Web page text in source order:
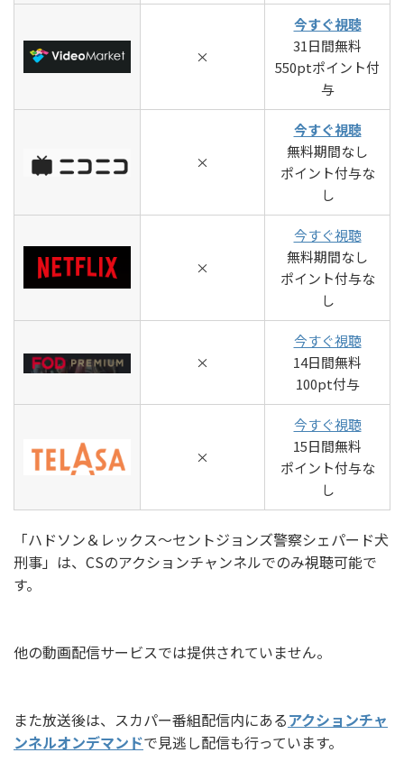
×
今すぐ視聴
31日間無料
550ptポイント付
与
×
今すぐ視聴
無料期間なし
ポイント付与な
し
×
今すぐ視聴
無料期間なし
ポイント付与な
し
×
今すぐ視聴
14日間無料
100pt付与
×
今すぐ視聴
15日間無料
ポイント付与な
し
「ハドソン＆レックス～セントジョンズ警察シェパード犬
刑事」は、CSのアクションチャンネルでのみ視聴可能で
す。
他の動画配信サービスでは提供されていません。
また放送後は、スカパー番組配信内にあるアクションチャ
ンネルオンデマンドで見逃し配信も行っています。